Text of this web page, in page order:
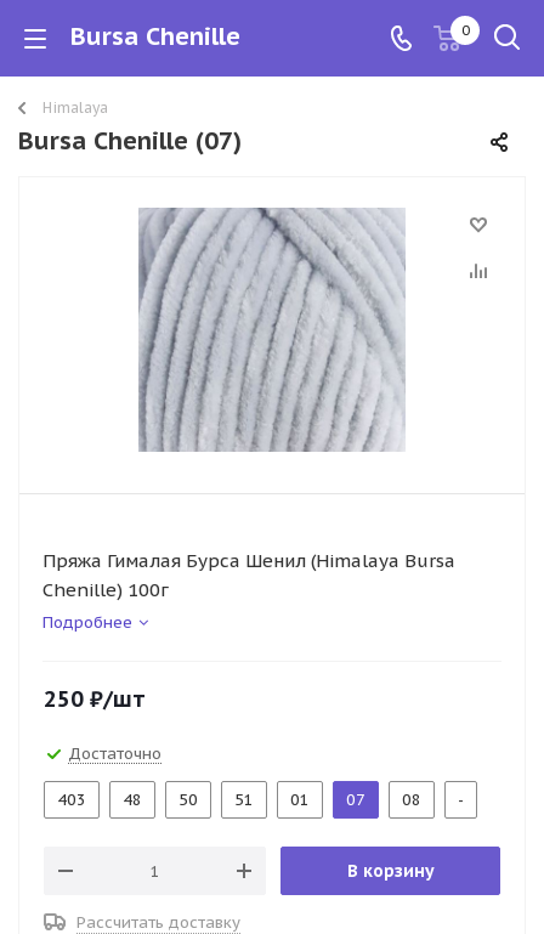
Bursa Chenille 0
Himalaya
Bursa Chenille (07)
Пряжа Гималая Бурса Шенил (Himalaya Bursa
Chenille) 100г
Подробнее
250 ₽/шт
Достаточно
403 48 50 51 01 07 08 -
В корзину
Рассчитать доставку